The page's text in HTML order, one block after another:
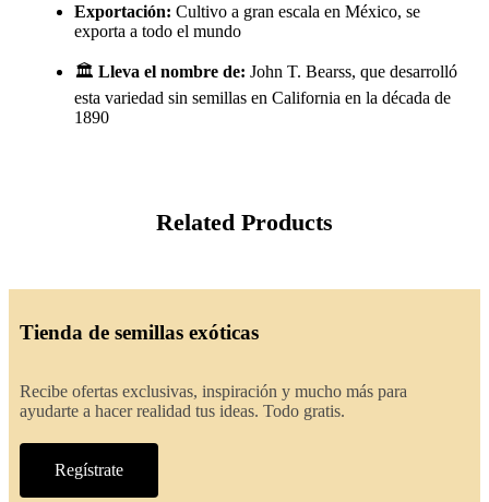
Exportación: Cultivo a gran escala en México, se
exporta a todo el mundo
🏛️ Lleva el nombre de: John T. Bearss, que desarrolló
esta variedad sin semillas en California en la década de
1890
Related Products
Tienda de semillas exóticas
Recibe ofertas exclusivas, inspiración y mucho más para
ayudarte a hacer realidad tus ideas. Todo gratis.
Regístrate